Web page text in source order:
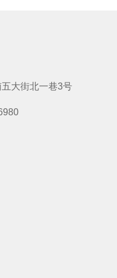
大街北一巷3号